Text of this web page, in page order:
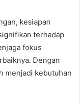
kesiapan
terhadap
fokus
Dengan
menjadi kebutuhan